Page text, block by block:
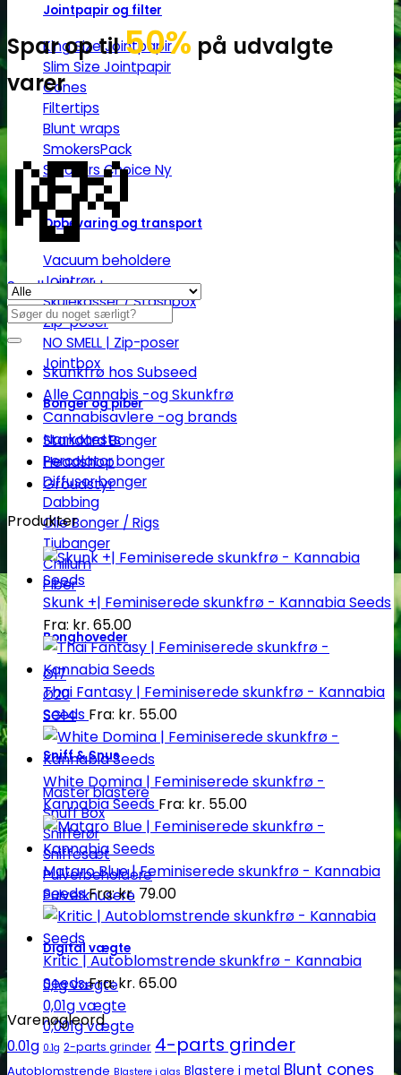
Jointpapir og filter
King Size Jointpapir
Slim Size Jointpapir
Cones
Filtertips
Blunt wraps
SmokersPack
Smokers Choice
Opbevaring og transport
Vacuum beholdere
Jointrør
Skulekasser / Stashbox
Zip-poser
NO SMELL | Zip-poser
Jointbox
Bonger og piber
Standard Bonger
Percolator bonger
Diffusor bonger
Dabbing
Olie Bonger / Rigs
Tjubanger
Chillum
Piber
Bonghoveder
Ø17
Ø20
SG14
Sniff & Snus
Master blastere
Snuff Box
Snifferør
Sniffesæt
Pulverbeholdere
Pulverknusere
Digital vægte
0,1g vægte
0,01g vægte
0,001g vægte
Spar op til50% på udvalgte
varer
💸
Se alle tilbud her
Søg
efter:
Skunkfrø hos Subseed
Alle Cannabis -og Skunkfrø
Cannabisavlere -og brands
Narkotests
Headshop
Groudstyr
Produkter
Skunk +| Feminiserede skunkfrø - Kannabia Seeds
Fra: kr. 65.00
Thai Fantasy | Feminiserede skunkfrø - Kannabia
Seeds Fra: kr. 55.00
White Domina | Feminiserede skunkfrø -
Kannabia Seeds Fra: kr. 55.00
Mataro Blue | Feminiserede skunkfrø - Kannabia
SeedsFra:kr. 79.00
Kritic | Autoblomstrende skunkfrø - Kannabia
SeedsFra:kr. 65.00
Varenøgleord
0.01g 0.1g 2-parts grinder 4-parts grinder
Autoblomstrende Blastere i glas Blastere i metal Blunt cones